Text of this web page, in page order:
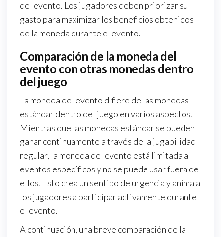
del evento. Los jugadores deben priorizar su
gasto para maximizar los beneficios obtenidos
de la moneda durante el evento.
Comparación de la moneda del
evento con otras monedas dentro
del juego
La moneda del evento difiere de las monedas
estándar dentro del juego en varios aspectos.
Mientras que las monedas estándar se pueden
ganar continuamente a través de la jugabilidad
regular, la moneda del evento está limitada a
eventos específicos y no se puede usar fuera de
ellos. Esto crea un sentido de urgencia y anima a
los jugadores a participar activamente durante
el evento.
A continuación, una breve comparación de la